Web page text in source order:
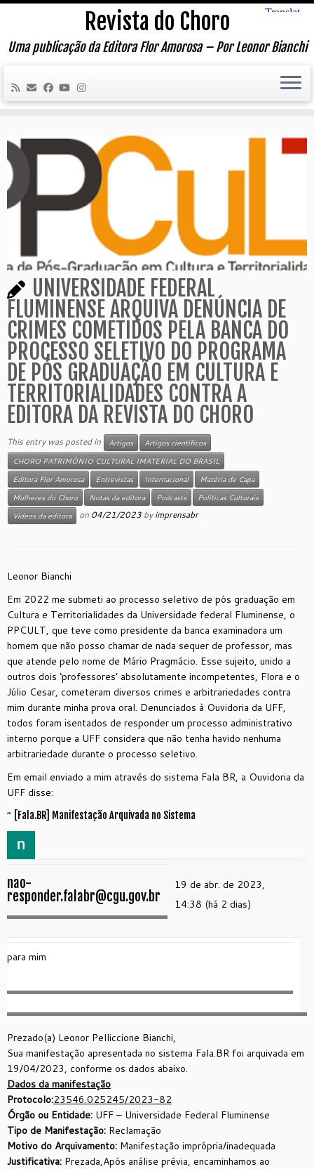
Skip
content
Revista do Choro
Uma publicação da Editora Flor Amorosa – Por Leonor Bianchi
UNIVERSIDADE FEDERAL
FLUMINENSE ARQUIVA DENÚNCIA DE
CRIMES COMETIDOS PELA BANCA DO
PROCESSO SELETIVO DO PROGRAMA
DE PÓS GRADUAÇÃO EM CULTURA E
TERRITORIALIDADES CONTRA A
EDITORA DA REVISTA DO CHORO
This entry was posted in Artigos
Artigos científicos
CHORO PATRIMÔNIO CULTURAL IMATERIAL DO BRASIL
Editora Flor Amorosa
Entrevistas Internacional
Matéria de Capa
Mulheres do Choro
Notas da editora Podcasts
Políticas Culturais
Vídeos da editora
on 04/21/2023 byimprensabr
Leonor Bianchi
Em 2022 me submeti ao processo seletivo de pós graduação em
Cultura e Territorialidades da Universidade federal Fluminense, o
PPCULT, que teve como presidente da banca examinadora um
homem que não posso chamar de nada sequer de professor, mas
que atende pelo nome de Mário Pragmácio. Esse sujeito, unido a
outros dois ‘professores’ absolutamente incompetentes, Flora e o
Júlio Cesar, cometeram diversos crimes e arbitrariedades contra
mim durante minha prova oral. Denunciados à Ouvidoria da UFF,
todos foram isentados de responder um processo administrativo
interno porque a UFF considera que não tenha havido nenhuma
arbitrariedade durante o processo seletivo.
Em email enviado a mim através do sistema Fala BR, a Ouvidoria da
UFF disse:
”
[Fala.BR] Manifestação Arquivada no Sistema
nao-
responder.falabr@cgu.gov.br
19 de abr. de 2023,
14:38 (há 2 dias)
para mim
Prezado(a) Leonor Pelliccione Bianchi,
Sua manifestação apresentada no sistema Fala.BR foi arquivada em
19/04/2023, conforme os dados abaixo.
Dados da manifestação
Protocolo:23546.025245/2023-82
Órgão ou Entidade: UFF – Universidade Federal Fluminense
Tipo de Manifestação: Reclamação
Motivo do Arquivamento: Manifestação imprópria/inadequada
Justificativa: Prezada,Após análise prévia, encaminhamos ao